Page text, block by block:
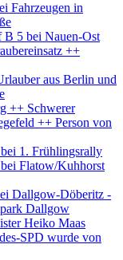
Fahrzeugen in
5 bei Nauen-Ost
++
aus Berlin und
++ Schwerer
++ Person von
1. Frühlingsrally
Flatow/Kuhhorst
Dallgow-Döberitz -
Dallgow
Heiko Maas
SPD wurde von